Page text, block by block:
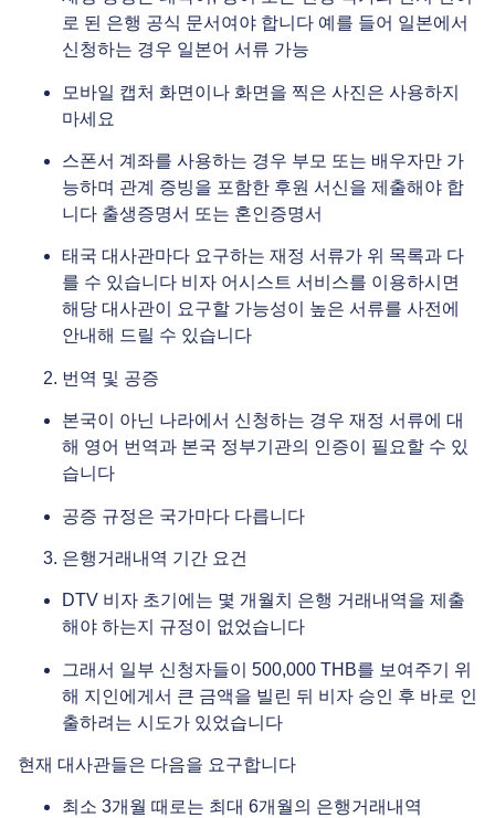
로 된 은행 공식 문서여야 합니다 예를 들어 일본에서
신청하는 경우 일본어 서류 가능
모바일 캡처 화면이나 화면을 찍은 사진은 사용하지
마세요
스폰서 계좌를 사용하는 경우 부모 또는 배우자만 가
능하며 관계 증빙을 포함한 후원 서신을 제출해야 합
니다 출생증명서 또는 혼인증명서
태국 대사관마다 요구하는 재정 서류가 위 목록과 다
를 수 있습니다 비자 어시스트 서비스를 이용하시면
해당 대사관이 요구할 가능성이 높은 서류를 사전에
안내해 드릴 수 있습니다
번역 및 공증
본국이 아닌 나라에서 신청하는 경우 재정 서류에 대
해 영어 번역과 본국 정부기관의 인증이 필요할 수 있
습니다
공증 규정은 국가마다 다릅니다
은행거래내역 기간 요건
DTV 비자 초기에는 몇 개월치 은행 거래내역을 제출
해야 하는지 규정이 없었습니다
그래서 일부 신청자들이 500,000 THB를 보여주기 위
해 지인에게서 큰 금액을 빌린 뒤 비자 승인 후 바로 인
출하려는 시도가 있었습니다
현재 대사관들은 다음을 요구합니다
최소 3개월 때로는 최대 6개월의 은행거래내역